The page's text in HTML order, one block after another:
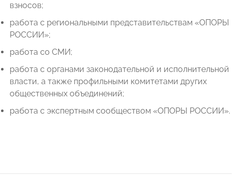
взносов;
работа с региональными представительствам «ОПОРЫ
РОССИИ»;
работа со СМИ;
работа с органами законодательной и исполнительной
власти, а также профильными комитетами других
общественных объединений;
работа с экспертным сообществом «ОПОРЫ РОССИИ».